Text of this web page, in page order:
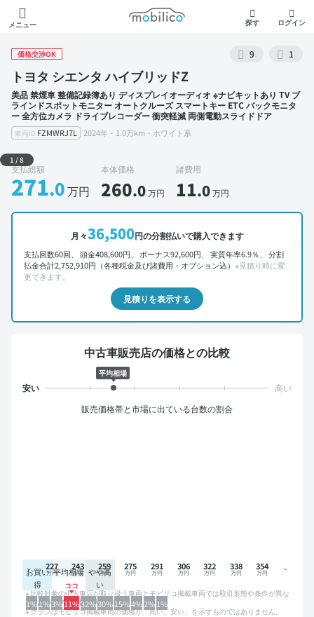
メニュー
モビリコ
探す ログイン
価格交渉OK 9 1
トヨタ シエンタ ハイブリッドZ
美品 禁煙車 整備記録簿あり ディスプレイオーディオ ※ナビキットあり TV ブ
ラインドスポットモニター オートクルーズ スマートキー ETC バックモニタ
ー 全方位カメラ ドライブレコーダー 衝突軽減 両側電動スライドドア
車両ID FZMWRJ7L 2024年・1.0万km・ホワイト系
外装 左前
1 /8
支払総額
271.0万円
本体価格
260.0万円
諸費用
11.0万円
月々36,500円の分割払いで購入できます
支払回数60回、 頭金408,600円、 ボーナス92,600円、 実質年率6.9％、 分割
払金合計2,752,910円（各種税金及び諸費用・オプション込） ※見積り時に変
更できます。
見積りを表示する
中古車販売店の価格との比較
平均相場
販売価格帯と市場に出ている台数の割合
お買い
得
平均相場 やや高
い
1%1%3%11%32%30%15%4%2%1%
227 243 259 275 291 306 322 338 354
比較対象の中古車店が取り扱う車両とモビリコ掲載車両では取引形態や条件が異な
るため、グラフは参考情報です。
グラフはモビリコ掲載車両の価格が「高い、安い」を示すものではありません。